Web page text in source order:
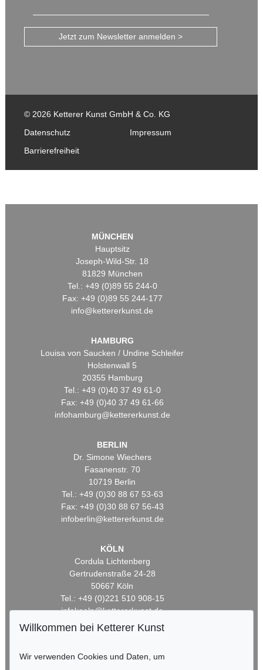
Jetzt zum Newsletter anmelden >
© 2026 Ketterer Kunst GmbH & Co. KG
Datenschutz
Impressum
Barrierefreiheit
MÜNCHEN
Hauptsitz
Joseph-Wild-Str. 18
81829 München
Tel.: +49 (0)89 55 244-0
Fax: +49 (0)89 55 244-177
info@kettererkunst.de
HAMBURG
Louisa von Saucken / Undine Schleifer
Holstenwall 5
20355 Hamburg
Tel.: +49 (0)40 37 49 61-0
Fax: +49 (0)40 37 49 61-66
infohamburg@kettererkunst.de
BERLIN
Dr. Simone Wiechers
Fasanenstr. 70
10719 Berlin
Tel.: +49 (0)30 88 67 53-63
Fax: +49 (0)30 88 67 56-43
infoberlin@kettererkunst.de
KÖLN
Cordula Lichtenberg
Gertrudenstraße 24-28
50667 Köln
Tel.: +49 (0)221 510 908-15
infokoeln@kettererkunst.de
HESSEN
Willkommen bei Ketterer Kunst
Wir verwenden Cookies und Daten, um